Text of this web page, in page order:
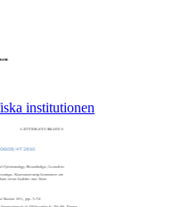
institutionen